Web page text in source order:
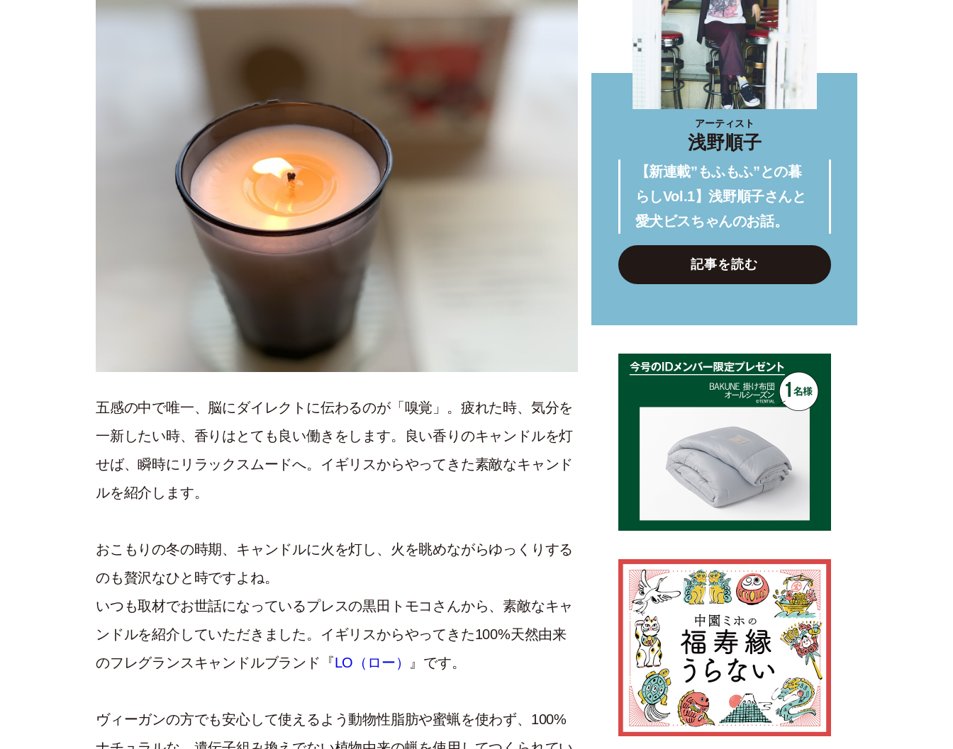
五感の中で唯一、脳にダイレクトに伝わるのが「嗅覚」。疲れた時、気分を
一新したい時、香りはとても良い働きをします。良い香りのキャンドルを灯
せば、瞬時にリラックスムードへ。イギリスからやってきた素敵なキャンド
ルを紹介します。
おこもりの冬の時期、キャンドルに火を灯し、火を眺めながらゆっくりする
のも贅沢なひと時ですよね。
いつも取材でお世話になっているプレスの黒田トモコさんから、素敵なキャ
ンドルを紹介していただきました。イギリスからやってきた100%天然由来
のフレグランスキャンドルブランド『LO（ロー） 』です。
ヴィーガンの方でも安心して使えるよう動物性脂肪や蜜蝋を使わず、100%
アーティスト
浅野順子
【新連載”もふもふ”との暮
らしVol.1】浅野順子さんと
愛犬ビスちゃんのお話。
記事を読む